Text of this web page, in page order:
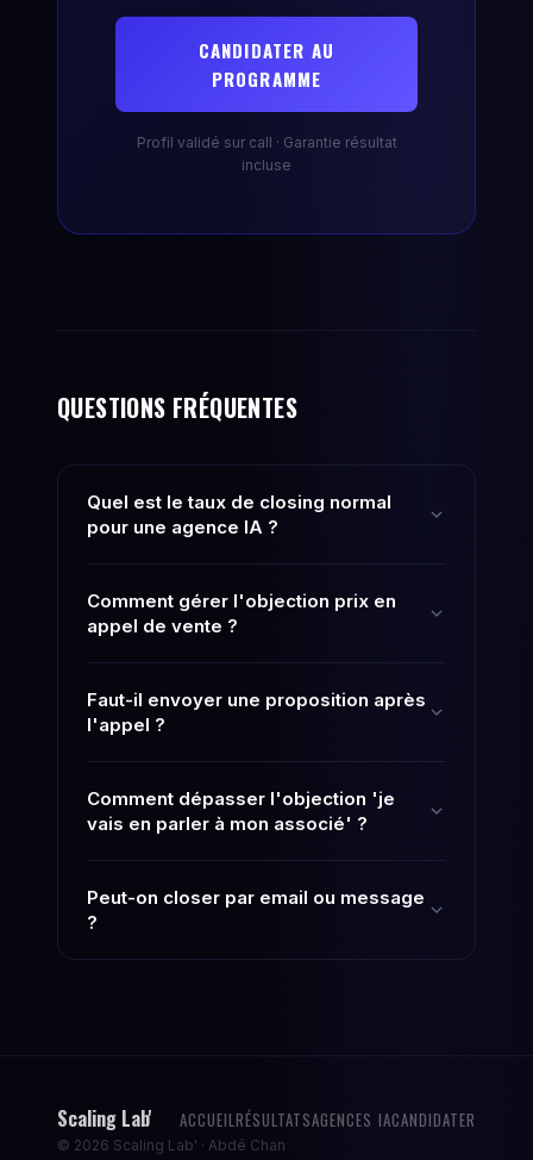
CANDIDATER AU
PROGRAMME
Profil validé sur call · Garantie résultat
incluse
QUESTIONS FRÉQUENTES
Quel est le taux de closing normal
pour une agence IA ?
Comment gérer l'objection prix en
appel de vente ?
Faut-il envoyer une proposition après
l'appel ?
Comment dépasser l'objection 'je
vais en parler à mon associé' ?
Peut-on closer par email ou message
?
Scaling Lab' ACCUEIL RÉSULTATSAGENCES IACANDIDATER
© 2026 Scaling Lab' · Abdé Chan